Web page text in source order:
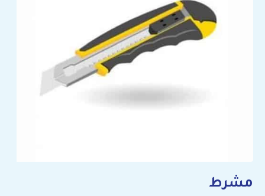
مشرط